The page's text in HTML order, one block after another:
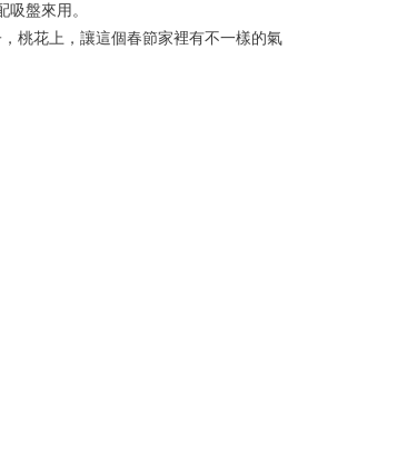
盤來用。
桃花上，讓這個春節家裡有不一樣的氣